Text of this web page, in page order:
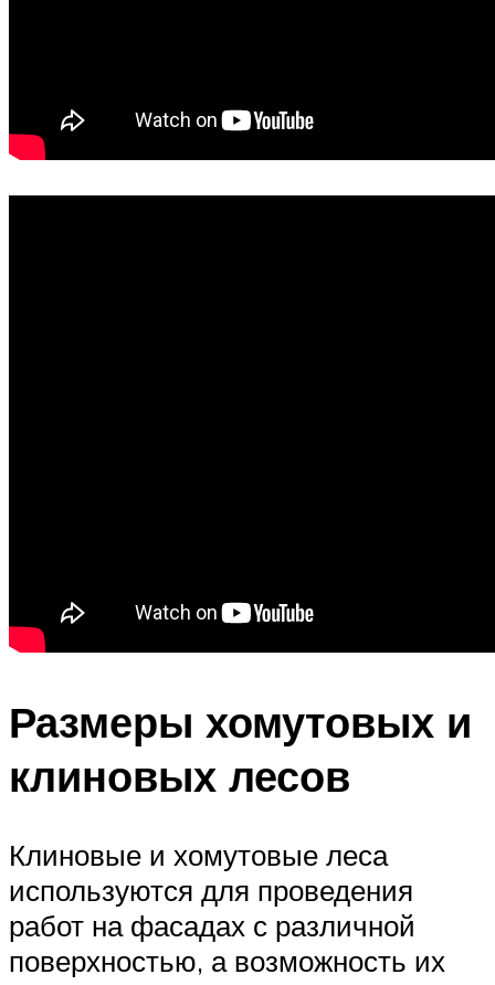
Размеры хомутовых и
клиновых лесов
Клиновые и хомутовые леса
используются для проведения
работ на фасадах с различной
поверхностью, а возможность их